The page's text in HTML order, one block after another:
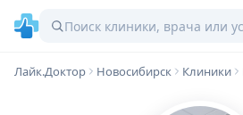
Лайк.Доктор Новосибирск Клиники